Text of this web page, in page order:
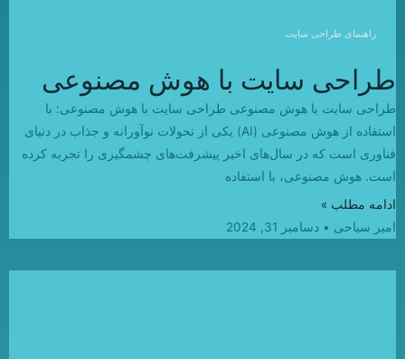
راهنمای طراحی سایت
طراحی سایت با هوش مصنوعی
طراحی سایت با هوش مصنوعی طراحی سایت با هوش مصنوعی: با
استفاده از هوش مصنوعی (AI) یکی از تحولات نوآورانه و جذاب در دنیای
فناوری است که در سال‌های اخیر پیشرفت‌های چشمگیری را تجربه کرده
است. هوش مصنوعی، با استفاده
ادامه مطلب »
امیر سیاحی
دسامبر 31, 2024